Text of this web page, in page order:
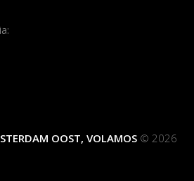
OOST, VOLAMOS © 2026